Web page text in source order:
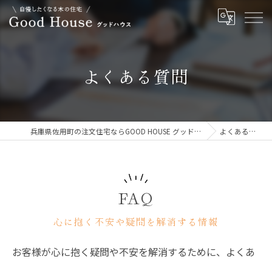
よくある質問
兵庫県佐用町の注文住宅ならGOOD HOUSE グッドハウス よくある質問
心に抱く不安や疑問を解消する情報
FAQ
お客様が心に抱く疑問や不安を解消するために、よくあ